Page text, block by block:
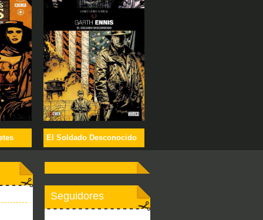
El Soldado Desconocido
Seguidores